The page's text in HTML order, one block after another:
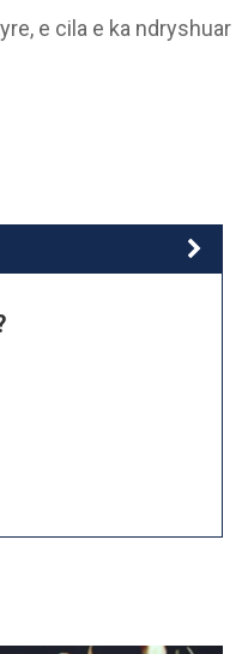
e cila e ka ndryshuar